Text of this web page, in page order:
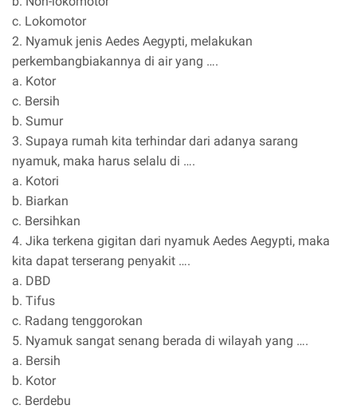
c. Lokomotor
2. Nyamuk jenis Aedes Aegypti, melakukan
perkembangbiakannya di air yang ….
a. Kotor
c. Bersih
b. Sumur
3. Supaya rumah kita terhindar dari adanya sarang
nyamuk, maka harus selalu di ….
a. Kotori
b. Biarkan
c. Bersihkan
4. Jika terkena gigitan dari nyamuk Aedes Aegypti, maka
kita dapat terserang penyakit ….
a. DBD
b. Tifus
c. Radang tenggorokan
5. Nyamuk sangat senang berada di wilayah yang ….
a. Bersih
b. Kotor
c. Berdebu